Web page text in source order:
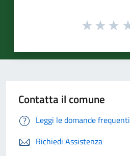
Contatta il comune
Leggi le domande frequenti
Richiedi Assistenza